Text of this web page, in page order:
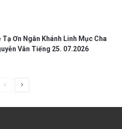
Tạ Ơn Ngân Khánh Linh Mục Cha
Vân Tiếng 25. 07.2026